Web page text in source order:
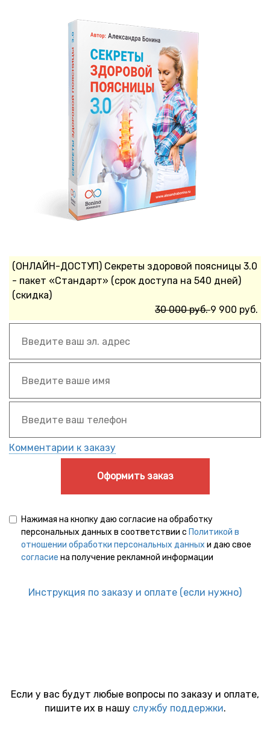
(ОНЛАЙН-ДОСТУП) Секреты здоровой поясницы 3.0
- пакет «Стандарт» (срок доступа на 540 дней)
(скидка)
30 000 руб.9 900 руб.
Комментарии к заказу
Оформить заказ
Нажимая на кнопку даю согласие на обработку
персональных данных в соответствии с Политикой в
отношении обработки персональных данных и даю свое
согласие на получение рекламной информации
Инструкция по заказу и оплате (если нужно)
Если у вас будут любые вопросы по заказу и оплате,
пишите их в нашу службу поддержки.